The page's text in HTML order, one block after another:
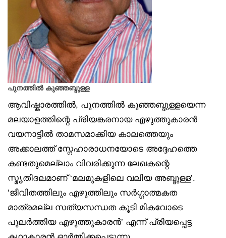
പുനത്തില്‍ കുഞ്ഞബ്ദുള്ള
ആവിഷ്കാരത്തില്‍, പുനത്തില്‍ കുഞ്ഞബ്ദുള്ളയെന്ന
മലയാളത്തിന്റെ പ്രിയങ്കരനായ എഴുത്തുകാരന്‍
വയനാട്ടില്‍ താമസമാക്കിയ കാലത്തെയും
അക്കാലത്ത് സ്നേഹാരാധനയോടെ അദ്ദേഹത്തെ
കണ്ടതുമെല്ലാം വിവരിക്കുന്ന ലേഖകന്റെ
സ്മൃതിദലമാണ് ‘മലമുകളിലെ വലിയ അബ്ദുള്ള’.
‘ജീവിതത്തിലും എഴുത്തിലും സര്‍ഗ്ഗാത്മകത
മാത്രമല്ല സത്യസന്ധത കൂടി മികവോടെ
പുലര്‍ത്തിയ എഴുത്തുകാരന്‍’ എന്ന് പ്രിയപ്പെട്ട